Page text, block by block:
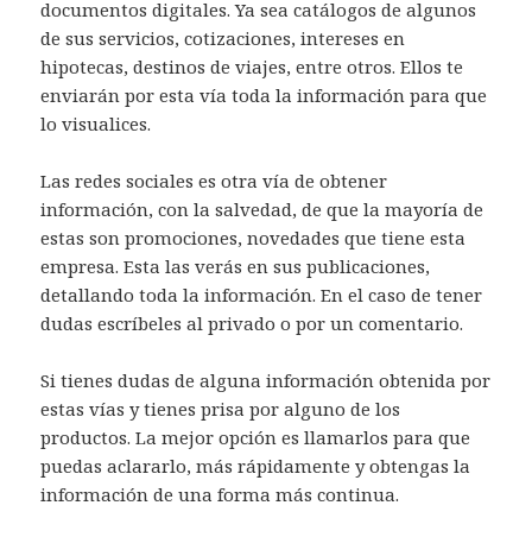
documentos digitales. Ya sea catálogos de algunos
de sus servicios, cotizaciones, intereses en
hipotecas, destinos de viajes, entre otros. Ellos te
enviarán por esta vía toda la información para que
lo visualices.
Las redes sociales es otra vía de obtener
información, con la salvedad, de que la mayoría de
estas son promociones, novedades que tiene esta
empresa. Esta las verás en sus publicaciones,
detallando toda la información. En el caso de tener
dudas escríbeles al privado o por un comentario.
Si tienes dudas de alguna información obtenida por
estas vías y tienes prisa por alguno de los
productos. La mejor opción es llamarlos para que
puedas aclararlo, más rápidamente y obtengas la
información de una forma más continua.